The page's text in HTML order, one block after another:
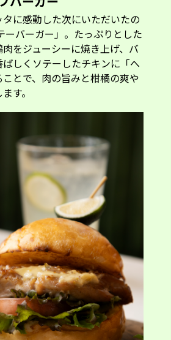
に感動した次にいただいたの
ーバーガー」。たっぷりとした
をジューシーに焼き上げ、バ
しくソテーしたチキンに「へ
とで、肉の旨みと柑橘の爽や
す。